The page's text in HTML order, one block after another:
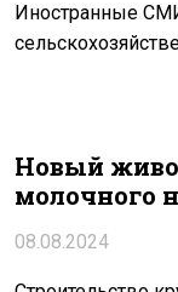
Иностранные
Новый
молочного
08.08.2024